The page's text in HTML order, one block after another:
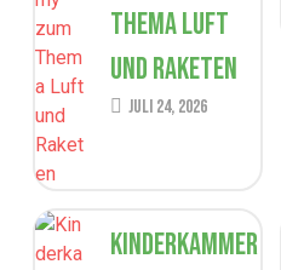
Thema Luft
und Raketen
Juli 24, 2026
Kinderkammer